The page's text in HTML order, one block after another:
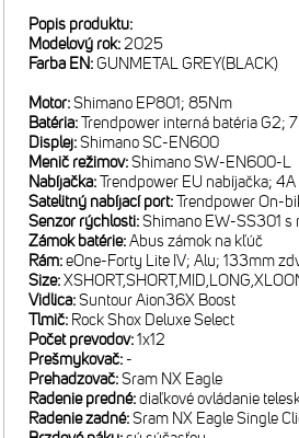
Popis produktu:
Modelový rok:2025
Farba EN:GUNMETAL GREY(BLACK)
Motor:Shimano EP801; 85Nm
Batéria:Trendpower interná batéria G2;
Displej:Shimano SC-EN600
Menič režimov:Shimano SW-EN600-L
Nabíjačka:Trendpower EU nabíjačka; 4A
Satelitný nabíjací port:Trendpower On-
Senzor rýchlosti:Shimano EW-SS301 s
Zámok batérie:Abus zámok na kľúč
Rám:eOne-Forty Lite IV; Alu; 133mm
Size:
Vidlica:Suntour Aion36X Boost
Tlmič: Rock Shox Deluxe Select
Počet prevodov:1x12
Prešmykovač: -
Prehadzovač:Sram NX Eagle
Radenie predné:diaľkové ovládanie
Radenie zadné:Sram NX Eagle Single